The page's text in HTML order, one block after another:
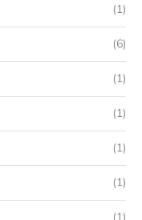
(1)
(6)
(1)
(1)
(1)
(1)